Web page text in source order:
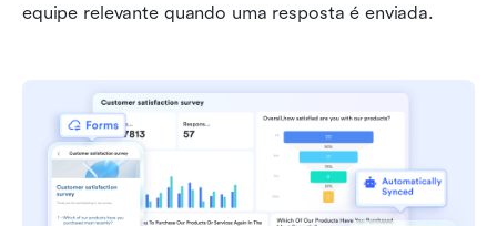
equipe relevante quando uma resposta é enviada.